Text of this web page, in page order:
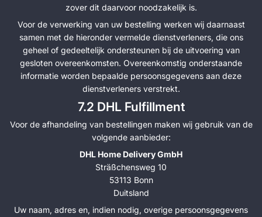
zover dit daarvoor noodzakelijk is.
Voor de verwerking van uw bestelling werken wij daarnaast
samen met de hieronder vermelde dienstverleners, die ons
geheel of gedeeltelijk ondersteunen bij de uitvoering van
gesloten overeenkomsten. Overeenkomstig onderstaande
informatie worden bepaalde persoonsgegevens aan deze
dienstverleners verstrekt.
7.2 DHL Fulfillment
Voor de afhandeling van bestellingen maken wij gebruik van de
volgende aanbieder:
DHL Home Delivery GmbH
Sträßchensweg 10
53113 Bonn
Duitsland
Uw naam, adres en, indien nodig, overige persoonsgegevens